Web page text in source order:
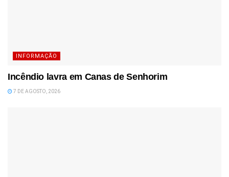
INFORMAÇÃO
Incêndio lavra em Canas de Senhorim
7 DE AGOSTO, 2026